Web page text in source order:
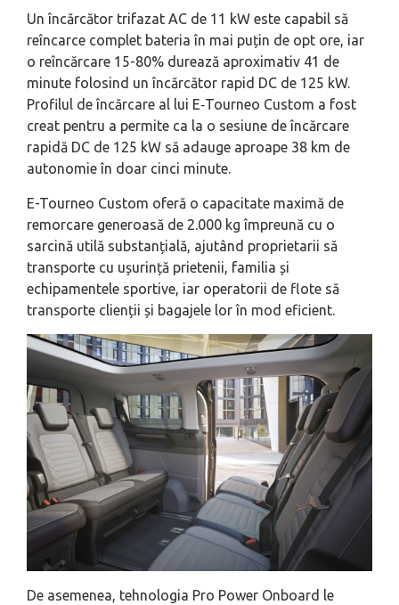
Un încărcător trifazat AC de 11 kW este capabil să
reîncarce complet bateria în mai puțin de opt ore, iar
o reîncărcare 15-80% durează aproximativ 41 de
minute folosind un încărcător rapid DC de 125 kW.
Profilul de încărcare al lui E‑Tourneo Custom a fost
creat pentru a permite ca la o sesiune de încărcare
rapidă DC de 125 kW să adauge aproape 38 km de
autonomie în doar cinci minute.
E-Tourneo Custom oferă o capacitate maximă de
remorcare generoasă de 2.000 kg împreună cu o
sarcină utilă substanțială, ajutând proprietarii să
transporte cu ușurință prietenii, familia și
echipamentele sportive, iar operatorii de flote să
transporte clienții și bagajele lor în mod eficient.
De asemenea, tehnologia Pro Power Onboard le